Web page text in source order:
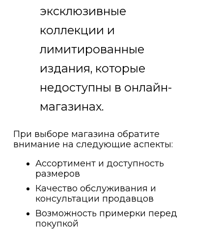
эксклюзивные
коллекции и
лимитированные
издания, которые
недоступны в онлайн-
магазинах.
При выборе магазина обратите
внимание на следующие аспекты:
Ассортимент и доступность
размеров
Качество обслуживания и
консультации продавцов
Возможность примерки перед
покупкой